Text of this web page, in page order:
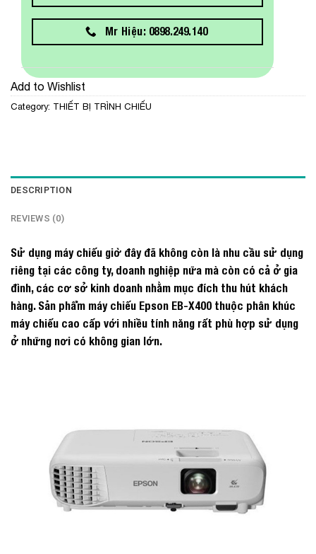
Mr Hiệu: 0898.249.140
Add to Wishlist
Category: THIẾT BỊ TRÌNH CHIẾU
DESCRIPTION
REVIEWS (0)
Sử dụng máy chiếu giờ đây đã không còn là nhu cầu sử dụng
riêng tại các công ty, doanh nghiệp nữa mà còn có cả ở gia
đình, các cơ sở kinh doanh nhằm mục đích thu hút khách
hàng. Sản phẩm máy chiếu Epson EB-X400 thuộc phân khúc
máy chiếu cao cấp với nhiều tính năng rất phù hợp sử dụng
ở những nơi có không gian lớn.